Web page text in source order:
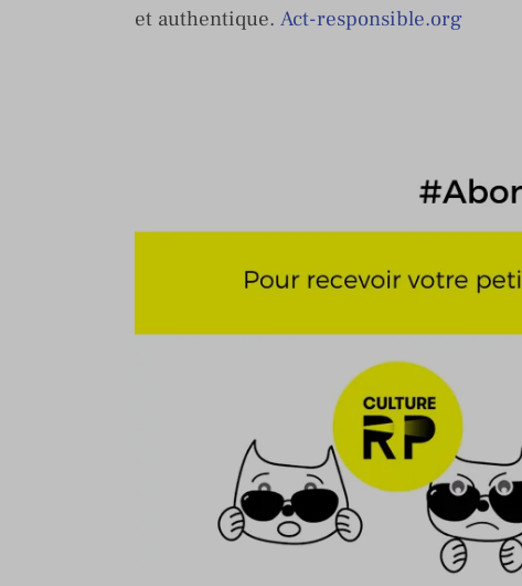
et authentique. Act-responsible.org